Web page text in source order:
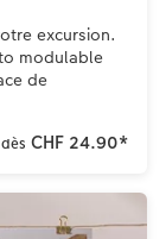
excursion.
modulable
de
dès CHF 24.90*